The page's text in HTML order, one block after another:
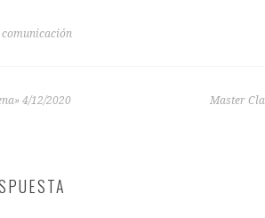
comunicación
4/12/2020 Master